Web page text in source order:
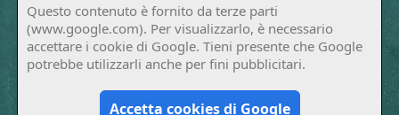
Questo contenuto è fornito da terze parti
(www.google.com). Per visualizzarlo, è necessario
accettare i cookie di Google. Tieni presente che Google
potrebbe utilizzarli anche per fini pubblicitari.
Accetta cookies di Google